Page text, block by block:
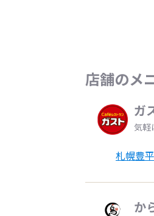
店舗のメ
ガ
気軽
札幌豊
か